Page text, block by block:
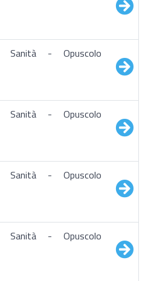
Sanità - Opuscolo
Sanità - Opuscolo
Sanità - Opuscolo
Sanità - Opuscolo